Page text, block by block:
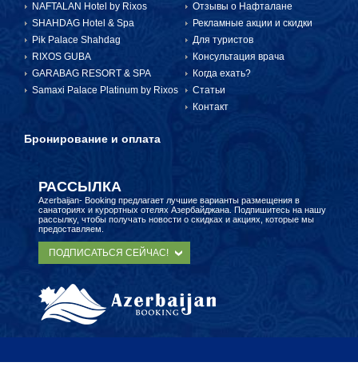
БРОНЬ И ОПЛАТА
NAFTALAN Hotel by Rixos
SHAHDAG Hotel & Spa
Pik Palace Shahdag
RIXOS GUBA
GARABAG RESORT & SPA
Samaxi Palace Platinum by Rixos
Отзывы о Нафталане
Рекламные акции и скидки
Для туристов
Консультация врача
Когда ехать?
Статьи
Контакт
Бронирование и оплата
РАССЫЛКА
Azerbaijan- Booking предлагает лучшие варианты размещения в
санаториях и курортных отелях Азербайджана. Подпишитесь на нашу
рассылку, чтобы получать новости о скидках и акциях, которые мы
предоставляем.
ПОДПИСАТЬСЯ СЕЙЧАС!